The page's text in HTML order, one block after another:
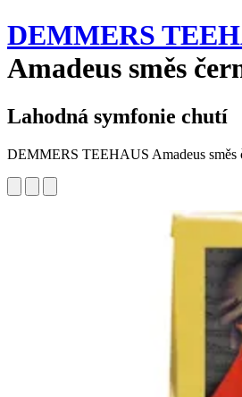
DEMMERS
Amadeus směs
Lahodná symfonie chutí
DEMMERS TEEHAUS Amadeus směs